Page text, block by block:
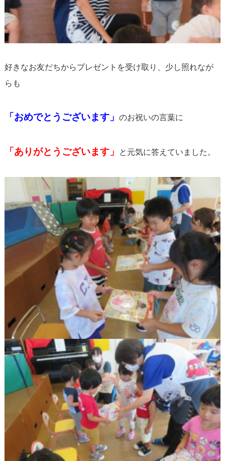
好きなお友だちからプレゼントを受け取り、少し照れなが
らも
「おめでとうございます」 のお祝いの言葉に
「ありがとうございます」 と元気に答えていました。